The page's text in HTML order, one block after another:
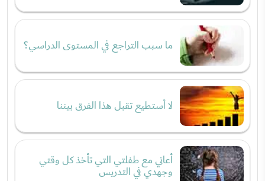
ما سبب التراجع في المستوى الدراسي؟
لا أستطيع تقبل هذا الفرق بيننا
أعاني مع طفلتي التي تأخذ كل وقتي
وجهدي في التدريس